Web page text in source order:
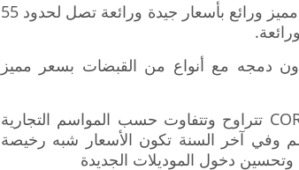
تستطيع شراء كيبورد RGB مع أفضل ماوس قيمنق مميز ورائع بأسعار جيدة ورائعة تصل لحدود 55
دمجه مع أنواع من القبضات بسعر مميز
ومن جهة سعر كيبورد CORSAIR K100 RGB Optical تتراوح وتتفاوت حسب المواسم التجارية
وفي آخر السنة تكون الأسعار شبه رخيصة
وتحسين دخول الموديلات الجديدة